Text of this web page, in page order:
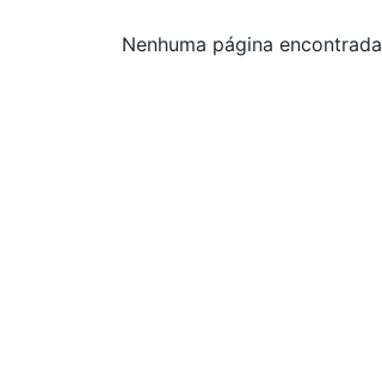
Nenhuma página encontrada